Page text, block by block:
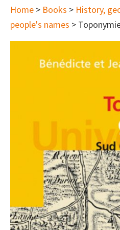
Home > Books > History,
people's names >